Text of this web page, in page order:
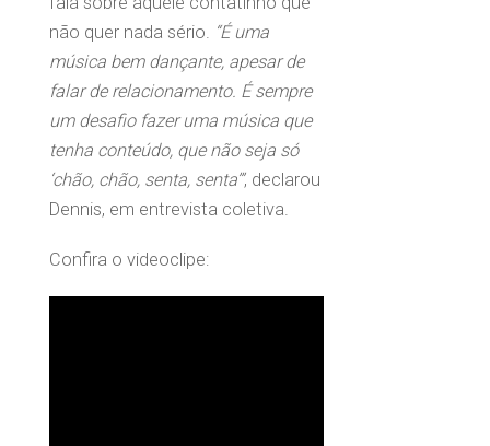
não quer nada sério.
“É uma
música bem dançante, apesar de
falar de relacionamento. É sempre
um desafio fazer uma música que
tenha conteúdo, que não seja só
‘chão, chão, senta, senta’”, declarou
Dennis, em entrevista coletiva.
Confira o videoclipe: